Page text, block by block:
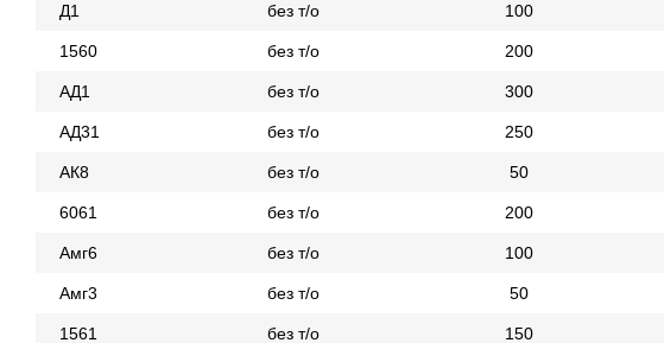
Д1 без т/о 100
1560 без т/о 200
АД1 без т/о 300
АД31 без т/о 250
АК8 без т/о 50
6061 без т/о 200
Амг6 без т/о 100
Амг3 без т/о 50
1561 без т/о 150